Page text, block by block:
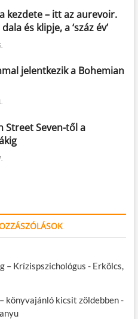
kezdete – itt az aurevoir.
és klipje, a ‘száz év’
jelentkezik a Bohemian
Street Seven-től a
– Krízispszichológus - Erkölcs,
könyvajánló kicsit zöldebben-